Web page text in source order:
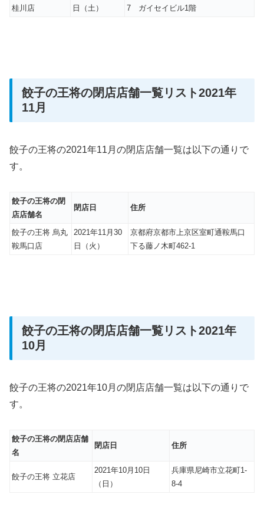
桂川店
日（土）
7 ガイセイビル1階
餃子の王将の閉店店舗一覧リスト2021年
11月
餃子の王将の2021年11月の閉店店舗一覧は以下の通りで
す。
餃子の王将の閉
店店舗名
閉店日 住所
餃子の王将 烏丸
鞍馬口店
2021年11月30
日（火）
京都府京都市上京区室町通鞍馬口
下る藤ノ木町462-1
餃子の王将の閉店店舗一覧リスト2021年
10月
餃子の王将の2021年10月の閉店店舗一覧は以下の通りで
す。
餃子の王将の閉店店舗
名
閉店日 住所
餃子の王将 立花店
2021年10月10日
（日）
兵庫県尼崎市立花町1-
8-4